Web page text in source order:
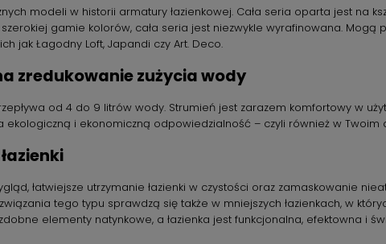
modeli w historii armatury łazienkowej. Cała seria oparta jest na
gamie kolorów, cała seria jest niezwykle wyrafinowana. Mogą
jak Łagodny Loft, Japandi czy Art. Deco.
zredukowanie zużycia wody
od 4 do 9 litrów wody. Strumień jest zarazem komfortowy w
i ekonomiczną odpowiedzialność – czyli również w Twoim
łatwiejsze utrzymanie łazienki w czystości oraz zamaskowanie
tego typu sprawdzą się także w mniejszych łazienkach, w
elementy natynkowe, a łazienka jest funkcjonalna, efektowna i